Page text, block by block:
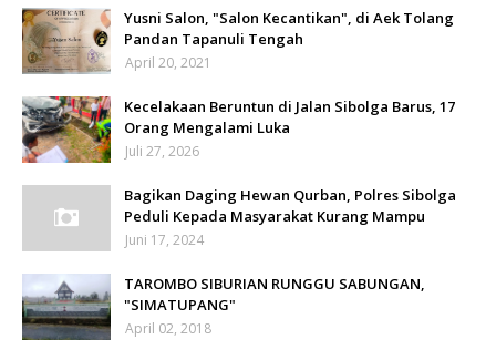
Yusni Salon, "Salon Kecantikan", di Aek Tolang
Pandan Tapanuli Tengah
April 20, 2021
Kecelakaan Beruntun di Jalan Sibolga Barus, 17
Orang Mengalami Luka
Juli 27, 2026
Bagikan Daging Hewan Qurban, Polres Sibolga
Peduli Kepada Masyarakat Kurang Mampu
Juni 17, 2024
TAROMBO SIBURIAN RUNGGU SABUNGAN,
"SIMATUPANG"
April 02, 2018